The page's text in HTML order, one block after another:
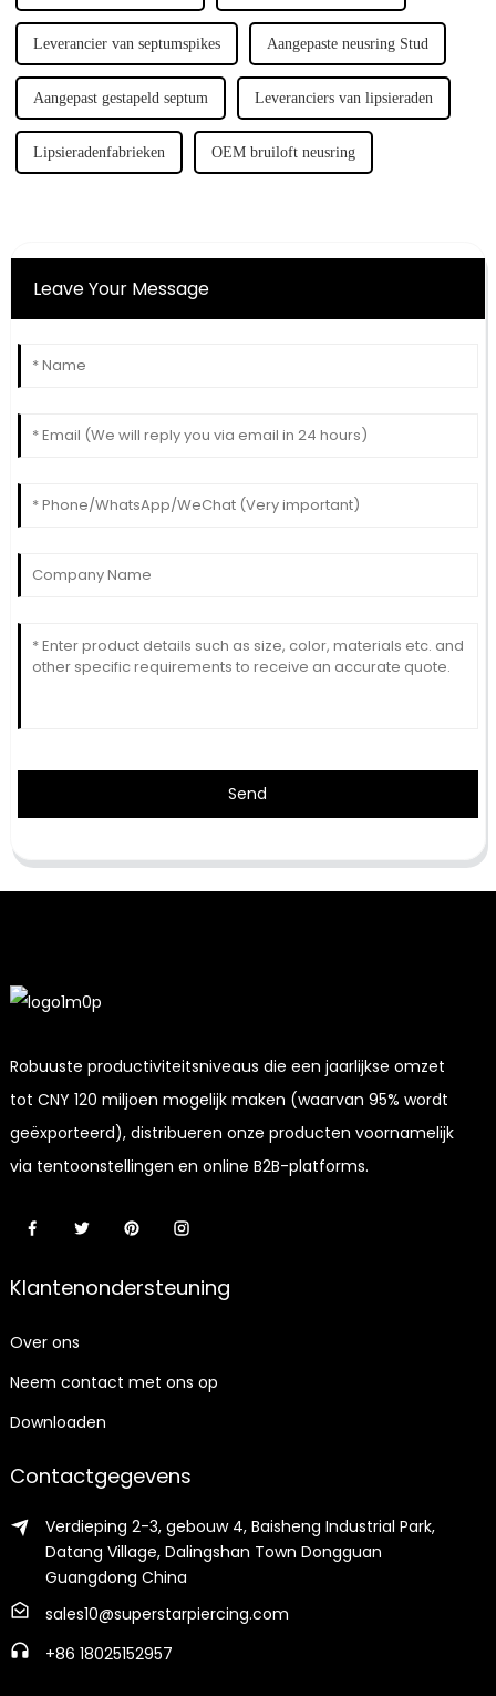
Leverancier van septumspikes Aangepaste neusring Stud
Aangepast gestapeld septum Leveranciers van lipsieraden
Lipsieradenfabrieken OEM bruiloft neusring
Leave Your Message
Send
Robuuste productiviteitsniveaus die een jaarlijkse omzet
tot CNY 120 miljoen mogelijk maken (waarvan 95% wordt
geëxporteerd), distribueren onze producten voornamelijk
via tentoonstellingen en online B2B-platforms.
Klantenondersteuning
Over ons
Neem contact met ons op
Downloaden
Contactgegevens
Verdieping 2-3, gebouw 4, Baisheng Industrial Park,
Datang Village, Dalingshan Town Dongguan
Guangdong China
sales10@superstarpiercing.com
+86 18025152957